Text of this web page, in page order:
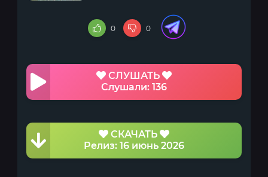
0 0
СЛУШАТЬ
Слушали: 136
СКАЧАТЬ
Релиз: 16 июнь 2026